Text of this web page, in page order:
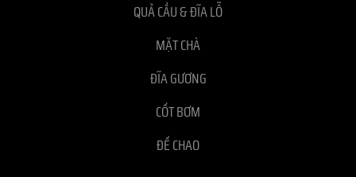
QUẢ CẦU & ĐĨA LỖ
MẶT CHÀ
ĐĨA GƯƠNG
CỐT BƠM
ĐẾ CHAO